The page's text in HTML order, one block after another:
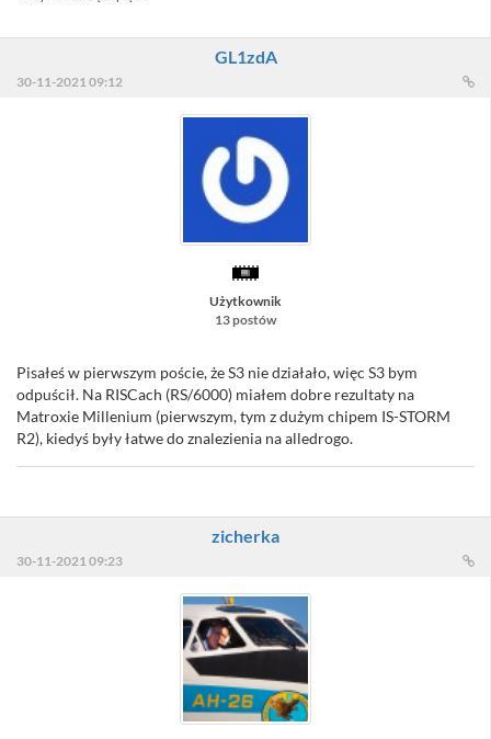
GL1zdA
30-11-2021 09:12
Użytkownik
13 postów
Pisałeś w pierwszym poście, że S3 nie działało, więc S3 bym
odpuścił. Na RISCach (RS/6000) miałem dobre rezultaty na
Matroxie Millenium (pierwszym, tym z dużym chipem IS-STORM
R2), kiedyś były łatwe do znalezienia na alledrogo.
zicherka
30-11-2021 09:23